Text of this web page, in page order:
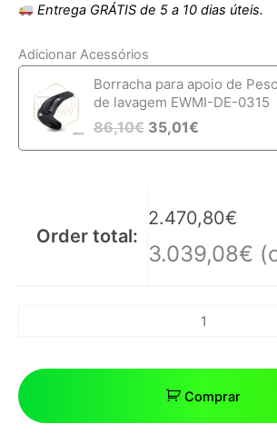
Entrega GRÁTIS de 5 a 10 dias úteis.
Adicionar Acessórios
Borracha para apoio de
de lavagem EWMI-DE-0315
86,10€ 35,01€
Order total:
2.470,80€
3.039,08€
Comprar